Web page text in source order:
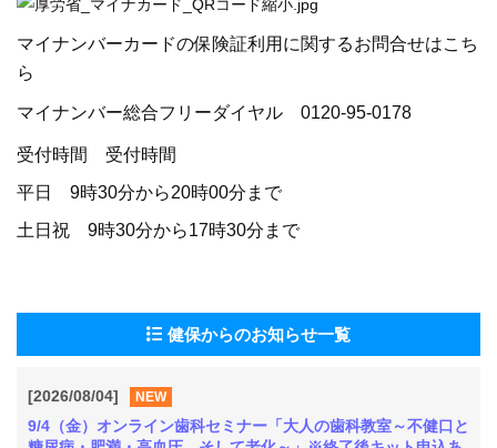
マイナンバーカードの保険証利用に関するお問合せはこち
ら
マイナンバー総合フリーダイヤル 0120-95-0178
受付時間 受付時間
平日 9時30分から20時00分まで
土日祝 9時30分から17時30分まで
健保からのお知らせ一覧
[2026/08/04] NEW
9/4（金）オンライン歯科セミナー「大人の歯科教室～不健口と